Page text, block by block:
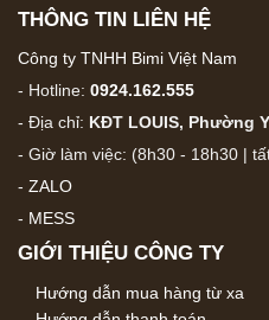
THÔNG TIN LIÊN HỆ
Công ty TNHH Bimi Việt Nam
- Hotline: 0924.162.555
- Địa chỉ: KĐT LOUIS, Phường
- Giờ làm việc: (8h30 - 18h30 |
- ZALO
- MESS
GIỚI THIỆU CÔNG TY
Hướng dẫn mua hàng từ xa